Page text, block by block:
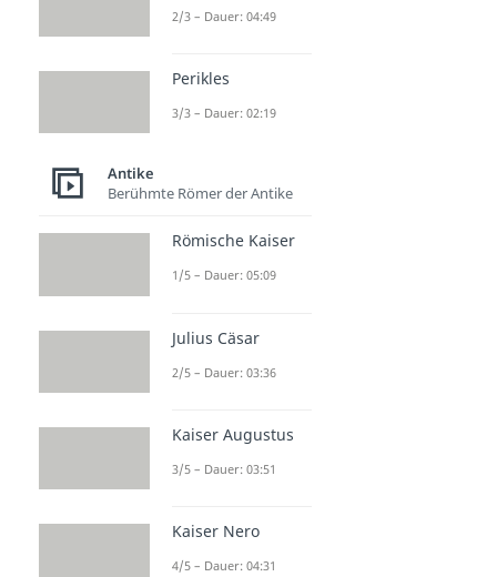
2/3 – Dauer: 04:49
Perikles
3/3 – Dauer: 02:19
Antike
Berühmte Römer der Antike
Römische Kaiser
1/5 – Dauer: 05:09
Julius Cäsar
2/5 – Dauer: 03:36
Kaiser Augustus
3/5 – Dauer: 03:51
Kaiser Nero
4/5 – Dauer: 04:31